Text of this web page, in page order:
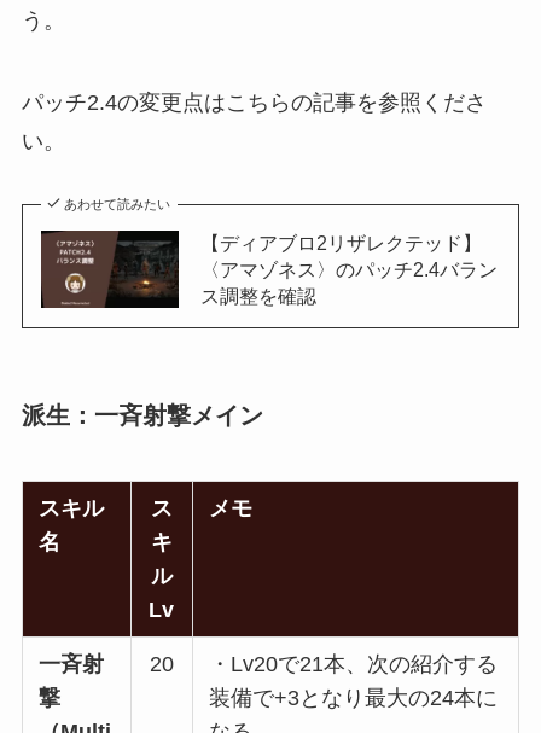
う。
パッチ2.4の変更点はこちらの記事を参照くださ
い。
あわせて読みたい
【ディアブロ2リザレクテッド】
〈アマゾネス〉のパッチ2.4バラン
ス調整を確認
派生：一斉射撃メイン
スキル
名
ス
キ
ル
Lv
メモ
一斉射
撃
20
・Lv20で21本、次の紹介する
装備で+3となり最大の24本に